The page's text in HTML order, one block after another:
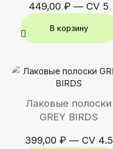
449,00 ₽ — CV 5
В корзину
Лаковые полоски
GREY BIRDS
399,00 ₽ — CV 4.5